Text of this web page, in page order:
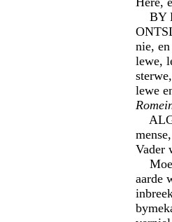
BY
nie,
lewe,
lewe
Vader
aarde